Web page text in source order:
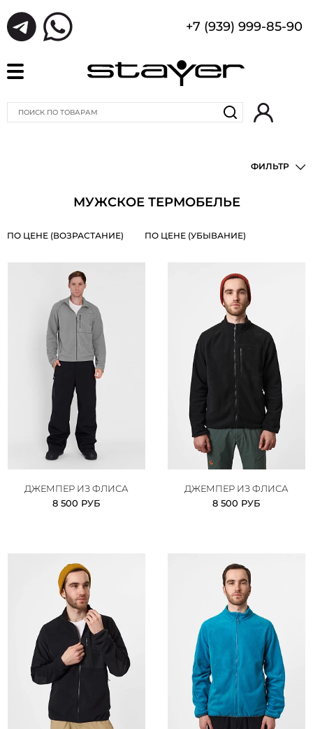
+7 (939) 999-85-90
ФИЛЬТР
МУЖСКОЕ ТЕРМОБЕЛЬЕ
ПО ЦЕНЕ (ВОЗРАСТАНИЕ) ПО ЦЕНЕ (УБЫВАНИЕ)
ДЖЕМПЕР ИЗ ФЛИСА
8 500 РУБ
ДЖЕМПЕР ИЗ ФЛИСА
8 500 РУБ